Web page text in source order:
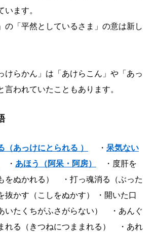
います。
の「平然としているさま」の意は新し
けらかん」は「あけらこん」や「あっ
言われていたこともあります。
（あっけにとられる ） ・ 呆気ない
・ あほう（阿呆・阿房）
・度肝を
をぬかれる） ・打っ魂消る（ぶった
かす（こしをぬかす） ・開いた口
いたくちがふさがらない） ・あんぐ
れる（きつねにつままれる） ・あれ